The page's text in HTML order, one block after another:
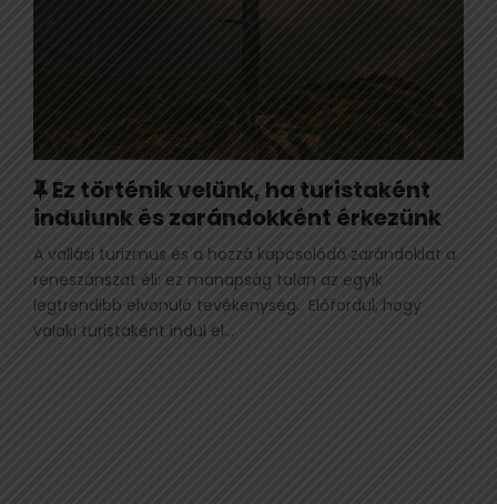
K
a
p
c
s
o
Ez történik velünk, ha turistaként
indulunk és zarándokként érkezünk
A vallási turizmus és a hozzá kapcsolódó zarándoklat a
reneszánszát éli: ez manapság talán az egyik
legtrendibb elvonuló tevékenység. Előfordul, hogy
valaki turistaként indul el...